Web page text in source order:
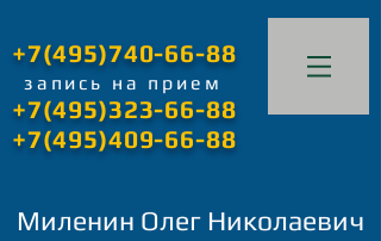
+7(495)740-66-88
запись на прием
+7(495)323-66-88
+7(495)409-66-88
Миленин Олег Николаевич